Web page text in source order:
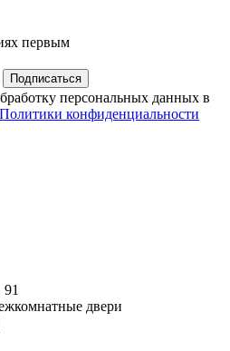
первым
персональных данных в
Политики конфиденциальности
двери